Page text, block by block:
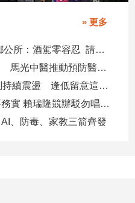
» 更多
副主任涉酒駕肇事 吉安鄉公所：酒駕零容忍 請辭獲准
攜AI科技參展高齡健康展 馬光中醫推動預防醫學迎接長壽新經濟
台股力守4萬4！法人研判持續震盪 逢低留意這些族群
柯志恩競辦批雙語教育要務實 賴瑞隆競辦駁勿唱衰高雄
、防毒、家教三箭齊發